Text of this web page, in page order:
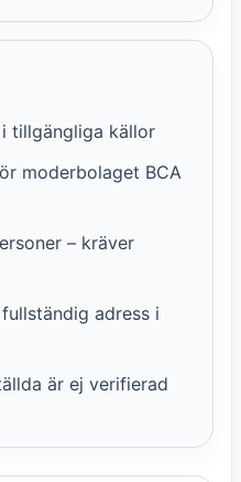
tillgängliga källor
moderbolaget BCA
– kräver
adress i
är ej verifierad